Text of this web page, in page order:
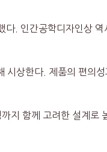
. 인간공학디자인상 역
시상한다. 제품의 편의
지 함께 고려한 설계로